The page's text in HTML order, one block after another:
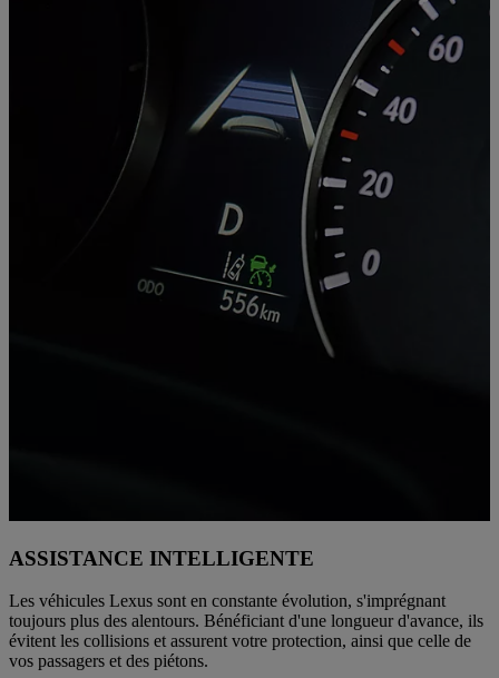
ASSISTANCE INTELLIGENTE
Les véhicules Lexus sont en constante évolution, s'imprégnant
toujours plus des alentours. Bénéficiant d'une longueur d'avance, ils
évitent les collisions et assurent votre protection, ainsi que celle de
vos passagers et des piétons.